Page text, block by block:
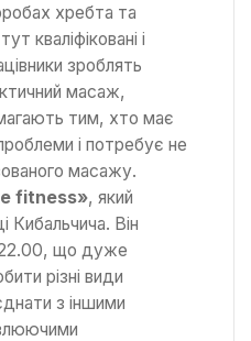
хребта та
кваліфіковані і
зроблять
масаж,
тим, хто має
і потребує не
масажу.
fitness», який
Кибальчича. Він
22.00, що дуже
різні види
з іншими